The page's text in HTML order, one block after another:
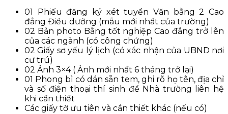
01 Phiếu đăng ký xét tuyển Văn bằng 2 Cao
đẳng Điều dưỡng (mẫu mới nhất của trường)
02 Bản photo Bằng tốt nghiệp Cao đẳng trở lên
của các ngành (có công chứng)
02 Giấy sơ yếu lý lịch (có xác nhận của UBND nơi
cư trú)
02 Ảnh 3×4 ( Ảnh mới nhất 6 tháng trở lại)
01 Phong bì có dán sẵn tem, ghi rõ họ tên, địa chỉ
và số điện thoại thí sinh để Nhà trường liên hệ
khi cần thiết
Các giấy tờ ưu tiên và cần thiết khác (nếu có)